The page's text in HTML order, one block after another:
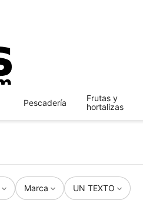
Pescadería
Frutas y
hortalizas
Marca UN TEXTO